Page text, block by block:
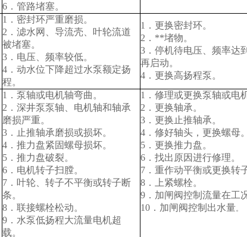
6．管路堵塞。
1．密封环严重磨损。
2．滤水网、导流壳、叶轮流道
被堵塞。
3．电压、频率较低。
4．动水位下降超过水泵额定扬
程。
1．更换密封环。
2．**堵物。
3．停机待电压、频率达
再启动。
4．更换高扬程泵。
1．泵轴或电机轴弯曲。
2．深井泵泵轴、电机轴和轴承
磨损严重。
3．止推轴承磨损或损坏。
4．推力盘紧固螺母损坏。
5．推力盘破裂。
6．电机转子扫膛。
7．叶轮、转子不平衡或转子断
条。
8．联接螺栓松动。
9．水泵低扬程大流量电机超
载。
1．修理或更换泵轴或电
2．更换轴承。
3．更换止推轴承。
4．修好轴头，更换螺母。
5．更换推力盘。
6．找出原因进行修理。
7．重作动平衡或更换转
8．上紧螺栓。
9．加闸阀控制流量在工
10 ．加闸阀控制出水量。